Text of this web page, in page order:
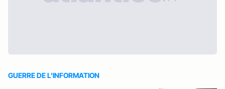
GUERRE DE L'INFORMATION